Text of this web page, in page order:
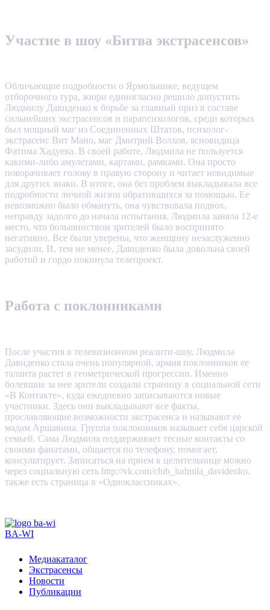
Участие в шоу «Битва экстрасенсов»
Обличающие подробности о Ярмольнике, ведущем
отборочного тура, жюри единогласно решило допустить
Людмилу Давиденко к борьбе за главный приз в составе
сильнейших экстрасенсов и парапсихологов, среди которых
был мощный маг из Соединенных Штатов, психолог-
экстрасенс Вит Мано, маг Дмитрий Волхов, ясновидица
Фатима Хадуева. В своей работе, Людмила не пользуется
какими-либо амулетами, картами, рамками. Она просто
поворачивает голову в правую сторону и читает невидимые
для других знаки. В итоге, она без проблем выкладывала все
подробности личной жизни обратившихся за помощью. Ее
невозможно было обмануть, она чувствовала подвох,
неправду задолго до начала испытания. Людмила заняла 12-е
место, что большинством зрителей было воспринято
негативно. Все были уверены, что женщину незаслуженно
засудили. И, тем не менее, Давиденко была довольна своей
работой и гордо покинула телепроект.
Работа с поклонниками
После участия в телевизионном реалити-шоу, Людмила
Давиденко стала очень популярной, армия поклонников ее
таланта растет в геометрической прогрессии. Именно
болевшие за нее зрители создали страницу в социальной сети
«В Контакте», куда ежедневно записываются новые
участники. Здесь они выкладывают все факты,
прославляющие возможности экстрасенса и называют ее
мадам Аршавина. Группа поклонников называет себя царской
семьей. Сама Людмила поддерживает тесные контакты со
своими фанатами, общается по телефону, помогает,
консультирует. Записаться на прием к целительнице можно
через социальную сеть http://vk.com/club_ludmila_davidenko.
также есть страница в «Одноклассниках».
BA-WI
Медиакаталог
Экстрасенсы
Новости
Публикации